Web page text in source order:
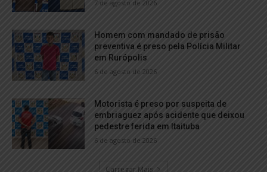
7 de agosto de 2026
Homem com mandado de prisão
preventiva é preso pela Polícia Militar
em Rurópolis
6 de agosto de 2026
Motorista é preso por suspeita de
embriaguez após acidente que deixou
pedestre ferida em Itaituba
6 de agosto de 2026
Carregar Mais